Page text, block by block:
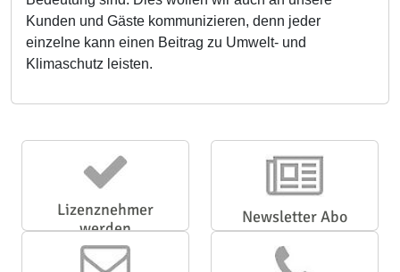
Kunden und Gäste kommunizieren, denn jeder
einzelne kann einen Beitrag zu Umwelt- und
Klimaschutz leisten.
Lizenznehmer
werden
Newsletter Abo